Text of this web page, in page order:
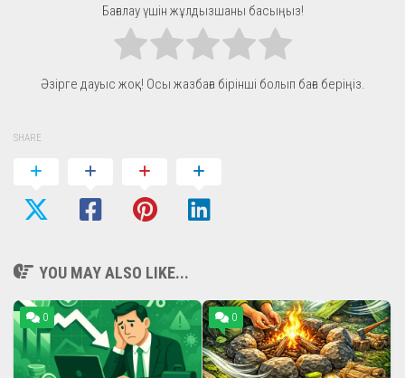
Бағалау үшін жұлдызшаны басыңыз!
Әзірге дауыс жоқ! Осы жазбаға бірінші болып баға беріңіз.
SHARE
YOU MAY ALSO LIKE...
0 0